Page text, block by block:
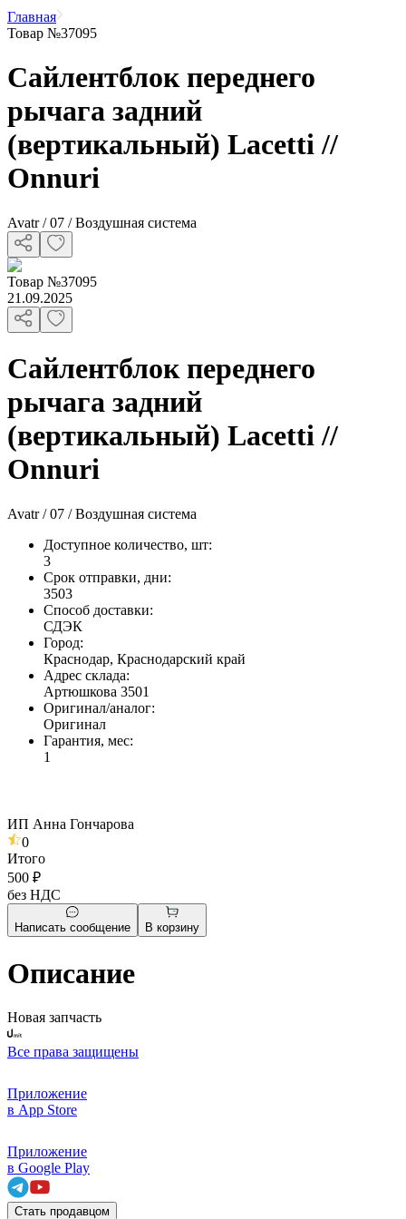
Главная
Товар №37095
Сайлентблок переднего
рычага задний
(вертикальный) Lacetti //
Onnuri
Avatr / 07 / Воздушная система
Товар №37095
21.09.2025
Сайлентблок переднего
рычага задний
(вертикальный) Lacetti //
Onnuri
Avatr / 07 / Воздушная система
Доступное количество, шт:
3
Срок отправки, дни:
3503
Способ доставки:
СДЭК
Город:
Краснодар, Краснодарский край
Адрес склада:
Артюшкова 3501
Оригинал/аналог:
Оригинал
Гарантия, мес:
1
ИП Анна Гончарова
0
Итого
500 ₽
без НДС
Написать сообщение В корзину
Описание
Новая запчасть
Все права защищены
Приложение
в App Store
Приложение
в Google Play
Стать продавцом